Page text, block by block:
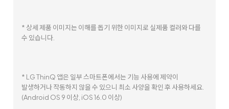
* 상세 제품 이미지는 이해를 돕기 위한 이미지로 실제품 컬러와 다를
수 있습니다.
* LG ThinQ 앱은 일부 스마트폰에서는 기능 사용에 제약이
발생하거나 작동하지 않을 수 있으니 최소 사양을 확인 후 사용하세요.
(Android OS 9 이상, iOS 16.0 이상)